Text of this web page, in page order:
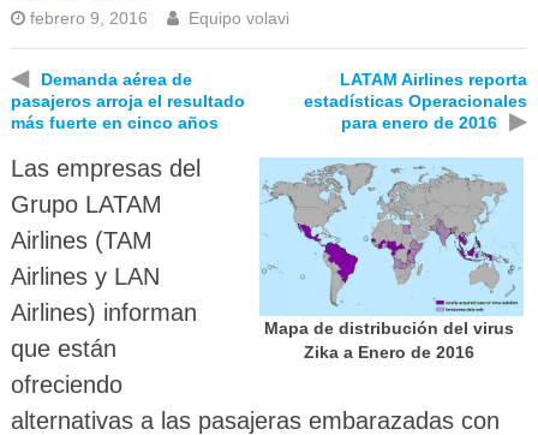
febrero 9, 2016 Equipo volavi
◀
Demanda aérea de
pasajeros arroja el resultado
más fuerte en cinco años
LATAM Airlines reporta
estadísticas Operacionales
para enero de 2016
▶
Mapa de distribución del virus
Zika a Enero de 2016
Las empresas del
Grupo LATAM
Airlines (TAM
Airlines y LAN
Airlines) informan
que están
ofreciendo
alternativas a las pasajeras embarazadas con